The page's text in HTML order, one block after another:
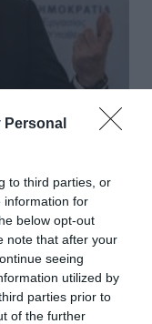
Personal
to third parties, or
information for
below opt-out
note that after your
seeing
utilized by
parties prior to
of the further
την
εφαρμογής
ώστε να